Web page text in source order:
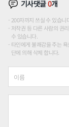
기사댓글0개
200자까지 쓰실 수 있습
저작권 등 다른 사람의 권
수 있습니다.
타인에게 불쾌감을 주는
단에 의해 삭제 합니다.